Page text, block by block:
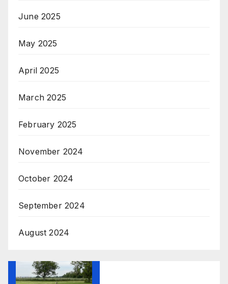
June 2025
May 2025
April 2025
March 2025
February 2025
November 2024
October 2024
September 2024
August 2024